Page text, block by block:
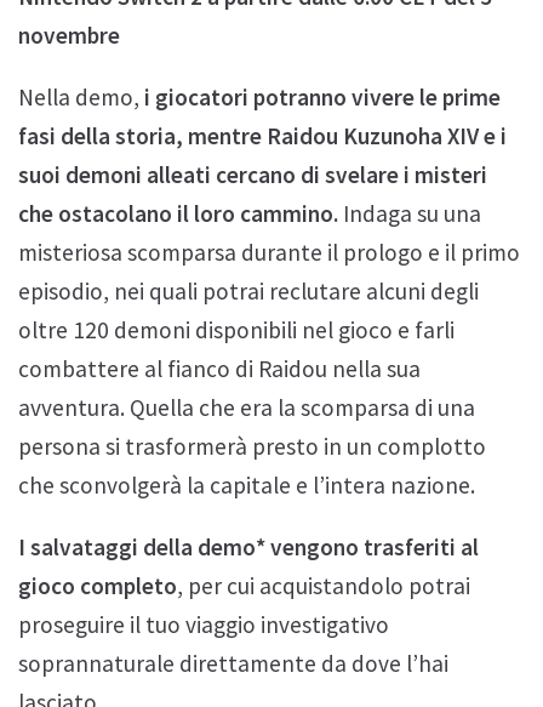
novembre
Nella demo, i giocatori potranno vivere le prime
fasi della storia, mentre Raidou Kuzunoha XIV e i
suoi demoni alleati cercano di svelare i misteri
che ostacolano il loro cammino. Indaga su una
misteriosa scomparsa durante il prologo e il primo
episodio, nei quali potrai reclutare alcuni degli
oltre 120 demoni disponibili nel gioco e farli
combattere al fianco di Raidou nella sua
avventura. Quella che era la scomparsa di una
persona si trasformerà presto in un complotto
che sconvolgerà la capitale e l’intera nazione.
I salvataggi della demo* vengono trasferiti al
gioco completo, per cui acquistandolo potrai
proseguire il tuo viaggio investigativo
soprannaturale direttamente da dove l’hai